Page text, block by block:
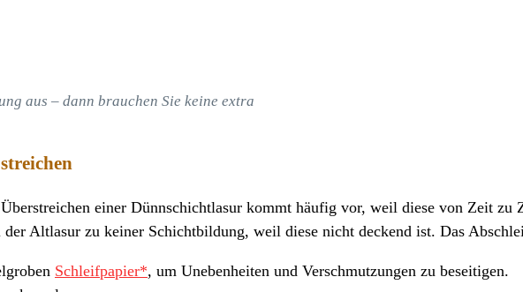
aus – dann brauchen Sie keine extra
einer Dünnschichtlasur kommt häufig vor, weil diese von Zeit zu
Altlasur zu keiner Schichtbildung, weil diese nicht deckend ist. Das
Schleifpapier*, um Unebenheiten und Verschmutzungen zu beseitigen.